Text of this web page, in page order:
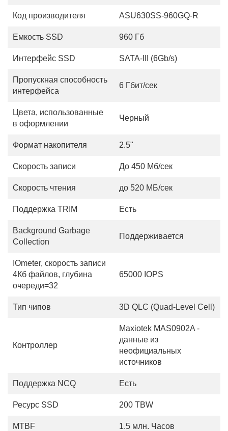
Код производителя ASU630SS-960GQ-R
Емкость SSD 960 Гб
Интерфейс SSD SATA-III (6Gb/s)
Пропускная способность
интерфейса
6 Гбит/сек
Цвета, использованные
в оформлении
Черный
Формат накопителя 2.5"
Скорость записи До 450 Мб/сек
Скорость чтения до 520 МБ/сек
Поддержка TRIM Есть
Background Garbage
Collection
Поддерживается
IOmeter, скорость записи
4Кб файлов, глубина
очереди=32
65000 IOPS
Тип чипов 3D QLC (Quad-Level Cell)
Контроллер
Maxiotek MAS0902A -
данные из
неофициальных
источников
Поддержка NCQ Есть
Ресурс SSD 200 TBW
MTBF 1.5 млн. Часов